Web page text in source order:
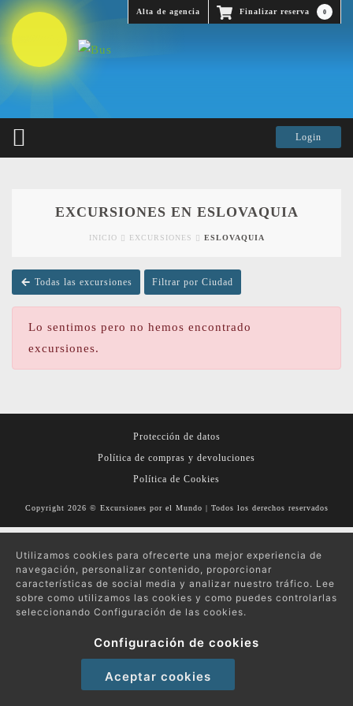
Finalizar reserva 0
Alta de agencia
EXCURSIONES EN ESLOVAQUIA
INICIO EXCURSIONES ESLOVAQUIA
Todas las excursiones Filtrar por Ciudad
Lo sentimos pero no hemos encontrado
excursiones.
Protección de datos
Política de compras y devoluciones
Política de Cookies
Copyright 2026 © Excursiones por el Mundo | Todos los derechos reservados
Utilizamos cookies para ofrecerte una mejor experiencia de
navegación, personalizar contenido, proporcionar
características de social media y analizar nuestro tráfico. Lee
sobre como utilizamos las cookies y como puedes controlarlas
seleccionando Configuración de las cookies.
Configuración de cookies
Aceptar cookies